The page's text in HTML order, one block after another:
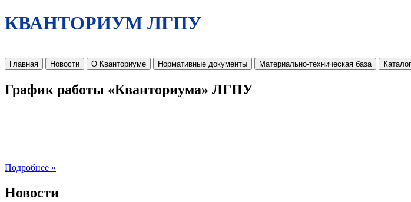
КВАНТОРИУМ ЛГПУ
Главная Новости О Кванториуме Нормативные документы Материально-техническая база
График работы «Кванториума» ЛГПУ
Подробнее »
Новости